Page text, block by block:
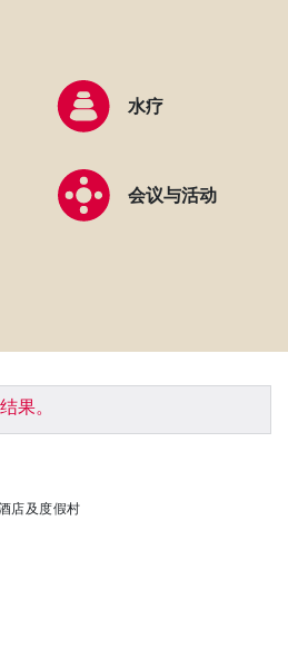
水疗
会议与活动
果。
店及度假村